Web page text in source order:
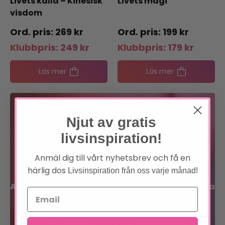
visdom
269 kr
Klubbpris: 249 kr
Läs mer
199 kr
Klubbpris: 179 kr
Läs mer
Förtur till boknyheter
Exklusiva erbjudanden
Allt inom sinne, kropp och själ på en och samma
Njut av gratis
livsinspiration!
Anmäl dig till vårt nyhetsbrev och få en
härlig dos Livsinspiration från oss varje månad!